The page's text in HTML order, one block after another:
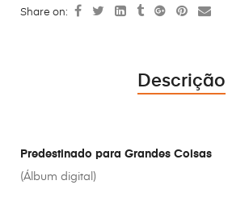
Share on:
Descrição
Predestinado para Grandes Coisas
(Álbum digital)